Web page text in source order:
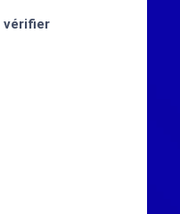
vérifier